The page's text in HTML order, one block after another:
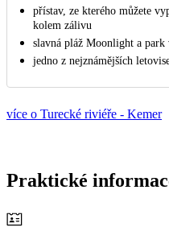
přístav, ze kterého můžete
kolem zálivu
slavná pláž Moonlight a park
jedno z nejznámějších
více o Turecké riviéře - Kemer
Praktické